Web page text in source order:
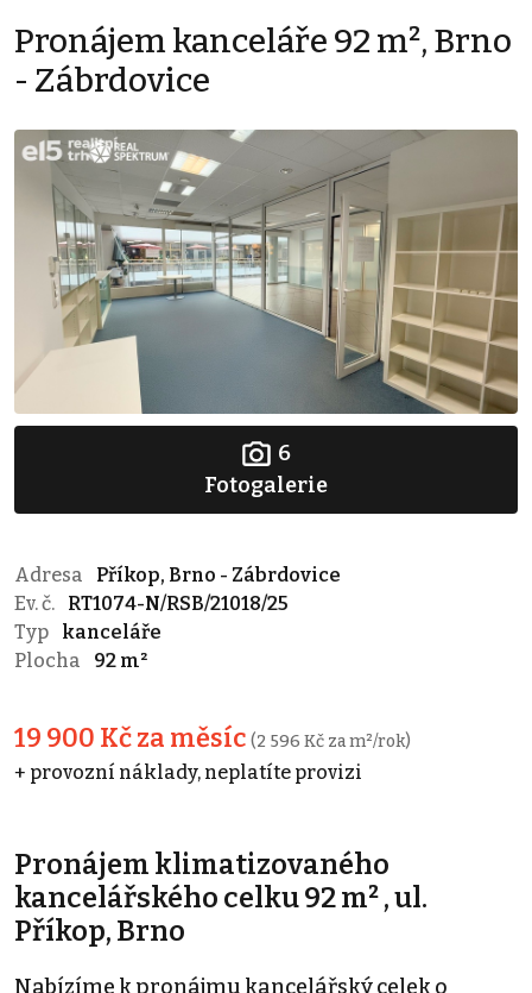
Pronájem kanceláře 92 m², Brno
- Zábrdovice
6
Fotogalerie
Adresa
Příkop, Brno - Zábrdovice
Ev. č.
RT1074-N/RSB/21018/25
Typ
kanceláře
Plocha
92 m²
19 900 Kč za měsíc (2 596 Kč za m²/rok)
+ provozní náklady, neplatíte provizi
Pronájem klimatizovaného
kancelářského celku 92 m² , ul.
Příkop, Brno
Nabízíme k pronájmu kancelářský celek o